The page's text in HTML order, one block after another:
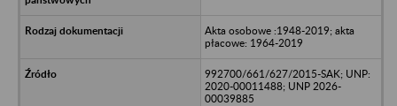
Akta osobowe :1948-2019; akta
płacowe: 1964-2019
992700/661/627/2015-SAK; UNP:
2020-00011488; UNP 2026-
00039885